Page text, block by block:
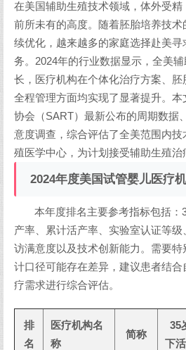
在美国辅助生殖技术领域，体外受
前所未有的高度。随着胚胎培养技
续优化，越来越多的家庭选择赴美
务。2024年的行业数据显示，全美
长，医疗机构在个体化治疗方案、
全程管理方面均实现了显著提升。
协会（SART）最新公布的周期数据
意度调查，综合评估了全美范围内
殖医学中心，为计划接受辅助生殖治
2024年度美国试管婴儿医疗
本年度排名主要参考指标包括
产率、累计活产率、实验室认证等
访满意度以及技术创新能力。需要
计口径可能存在差异，建议患者结
疗需求进行综合评估。
排
名
医疗机构名
称
简称
35
下